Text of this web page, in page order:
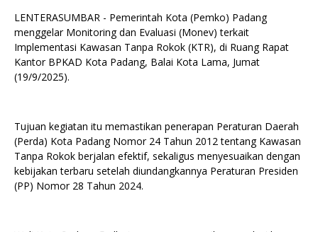
LENTERASUMBAR - Pemerintah Kota (Pemko) Padang
menggelar Monitoring dan Evaluasi (Monev) terkait
Implementasi Kawasan Tanpa Rokok (KTR), di Ruang Rapat
Kantor BPKAD Kota Padang, Balai Kota Lama, Jumat
(19/9/2025).
Tujuan kegiatan itu memastikan penerapan Peraturan Daerah
(Perda) Kota Padang Nomor 24 Tahun 2012 tentang Kawasan
Tanpa Rokok berjalan efektif, sekaligus menyesuaikan dengan
kebijakan terbaru setelah diundangkannya Peraturan Presiden
(PP) Nomor 28 Tahun 2024.